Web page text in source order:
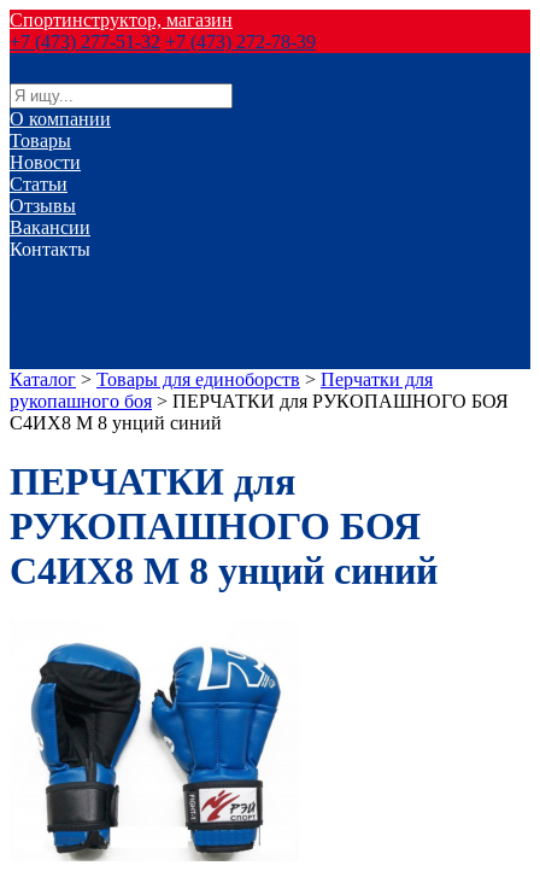
Спортинструктор, магазин
+7 (473) 277-51-32 +7 (473) 272-78-39
О компании
Товары
Новости
Статьи
Отзывы
Вакансии
Контакты
Каталог > Товары для единоборств > Перчатки для
рукопашного боя > ПЕРЧАТКИ для РУКОПАШНОГО БОЯ
С4ИX8 M 8 унций синий
ПЕРЧАТКИ для
РУКОПАШНОГО БОЯ
С4ИX8 M 8 унций синий